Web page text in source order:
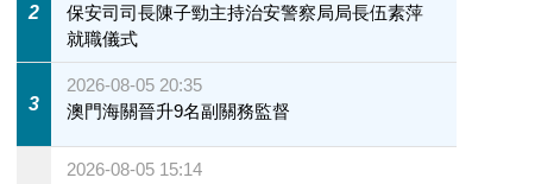
2
保安司司長陳子勁主持治安警察局局長伍素萍
就職儀式
3
2026-08-05 20:35
澳門海關晉升9名副關務監督
2026-08-05 15:14